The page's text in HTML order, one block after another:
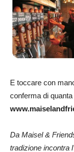
E toccare con
conferma di
Da Maisel &
tradizione incontra